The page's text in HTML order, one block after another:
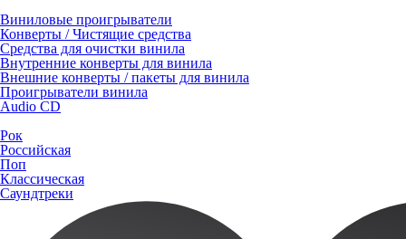
Виниловые проигрыватели
Конверты / Чистящие средства
Средства для очистки винила
Внутренние конверты для винила
Внешние конверты / пакеты для винила
Проигрыватели винила
Audio CD
Рок
Российская
Поп
Классическая
Саундтреки